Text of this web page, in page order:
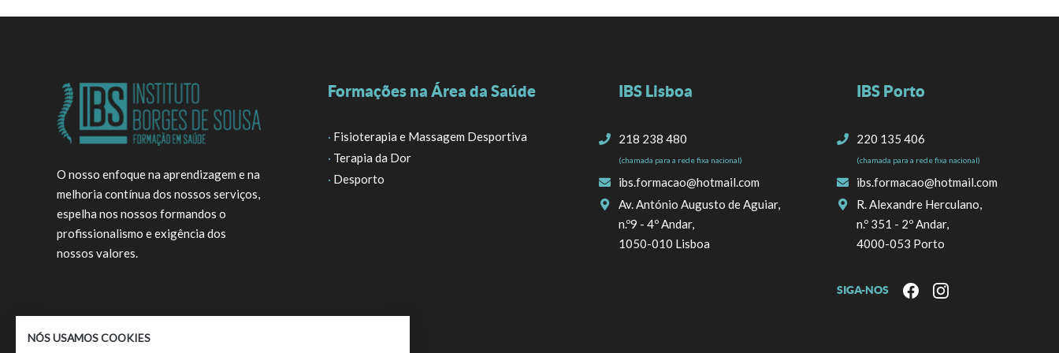
O nosso enfoque na aprendizagem e na
melhoria contínua dos nossos serviços,
espelha nos nossos formandos o
profissionalismo e exigência dos
nossos valores.
Formações na Área da Saúde
· Fisioterapia e Massagem Desportiva
· Terapia da Dor
· Desporto
IBS Lisboa
218 238 480
(chamada para a rede fixa nacional)
ibs.formacao@hotmail.com
Av. António Augusto de Aguiar,
n.º9 - 4º Andar,
1050-010 Lisboa
IBS Porto
220 135 406
(chamada para a rede fixa nacional)
ibs.formacao@hotmail.com
R. Alexandre Herculano,
n.º 351 - 2º Andar,
4000-053 Porto
SIGA-NOS
NÓS USAMOS COOKIES